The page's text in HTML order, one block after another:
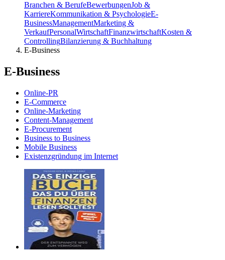
Branchen & BerufeBewerbungenJob &
KarriereKommunikation & PsychologieE-
BusinessManagementMarketing &
VerkaufPersonalWirtschaftFinanzwirtschaftKosten &
ControllingBilanzierung & Buchhaltung
E-Business
E-Business
Online-PR
E-Commerce
Online-Marketing
Content-Management
E-Procurement
Business to Business
Mobile Business
Existenzgründung im Internet